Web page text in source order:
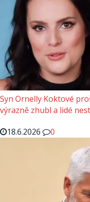
Syn Ornelly Koktové
výrazně zhubl a lidé
18.6.2026
0